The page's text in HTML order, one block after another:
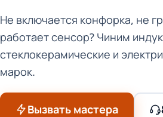
Не включается конфорка, не
работает сенсор? Чиним
стеклокерамические и
марок.
Вызвать мастера